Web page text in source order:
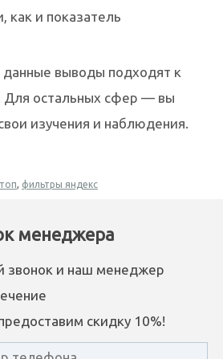
как и показатель
выводы подходят к
Для остальных сфер — вы
изучения и наблюдения.
, фильтры яндекс
менеджера
звонок и наш менеджер
скидку 10%!